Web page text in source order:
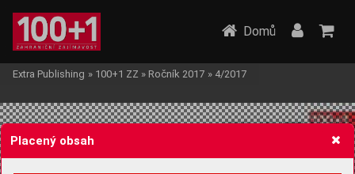
Domů
Extra Publishing » 100+1 ZZ » Ročník 2017 » 4/2017
Placený obsah